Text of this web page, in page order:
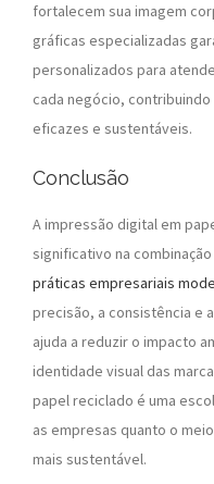
fortalecem sua imagem
gráficas especializadas
personalizados para
cada negócio,
eficazes e sustentáveis.
Conclusão
A impressão digital em
significativo na
práticas empresariais
precisão, a consistência e
ajuda a reduzir o impacto
identidade visual das
papel reciclado é uma
as empresas quanto o
mais sustentável.